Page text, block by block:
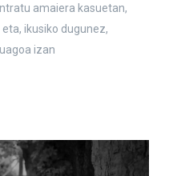
amaiera kasuetan,
ikusiko dugunez,
izan